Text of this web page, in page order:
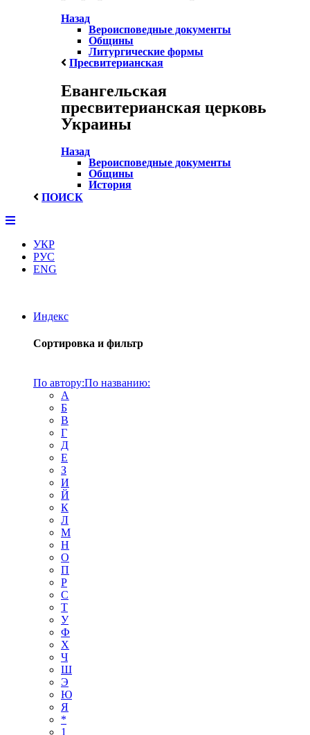
Назад
Вероисповедные документы
Общины
Литургические формы
Пресвитерианская
Евангельская
пресвитерианская церковь
Украины
Назад
Вероисповедные документы
Общины
История
ПОИСК
УКР
РУС
ENG
Индекс
Сортировка и фильтр
По автору:По названию:
А
Б
В
Г
Д
Е
З
И
Й
К
Л
М
Н
О
П
Р
С
Т
У
Ф
Х
Ч
Ш
Э
Ю
Я
*
1